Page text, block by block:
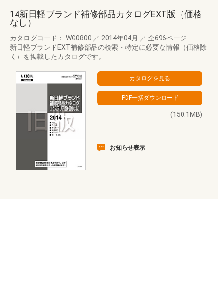
14新日軽ブランド補修部品カタログEXT版（価格
なし）
カタログコード： WG0800 ／ 2014年04月 ／ 全696ページ
新日軽ブランドEXT補修部品の検索・特定に必要な情報（価格除
く）を掲載したカタログです。
(150.1MB)
お知らせ表示